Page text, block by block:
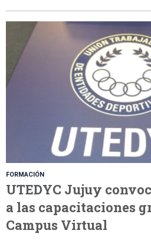
FORMACIÓN
UTEDYC Jujuy
a las capacitaciones
Campus Virtual